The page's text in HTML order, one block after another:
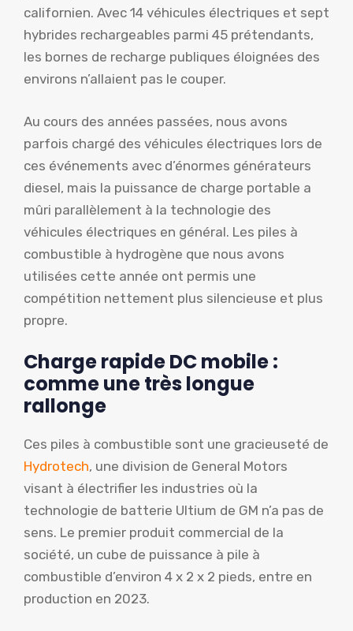
californien. Avec 14 véhicules électriques et sept
hybrides rechargeables parmi 45 prétendants,
les bornes de recharge publiques éloignées des
environs n’allaient pas le couper.
Au cours des années passées, nous avons
parfois chargé des véhicules électriques lors de
ces événements avec d’énormes générateurs
diesel, mais la puissance de charge portable a
mûri parallèlement à la technologie des
véhicules électriques en général. Les piles à
combustible à hydrogène que nous avons
utilisées cette année ont permis une
compétition nettement plus silencieuse et plus
propre.
Charge rapide DC mobile :
comme une très longue
rallonge
Ces piles à combustible sont une gracieuseté de
Hydrotech, une division de General Motors
visant à électrifier les industries où la
technologie de batterie Ultium de GM n’a pas de
sens. Le premier produit commercial de la
société, un cube de puissance à pile à
combustible d’environ 4 x 2 x 2 pieds, entre en
production en 2023.